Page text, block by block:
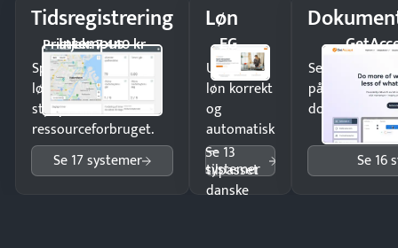
Tidsregistrering
Intempus
Pristjek: 7.440 kr
Spar tid på
lønberegning og få
styr på
ressourceforbruget.
Se 17 systemer
Løn
EG
Udbetal
løn korrekt
og
automatisk
—
tilpasset
danske
Se 13
systemer
Send
på minutter
dokumenter.
Se 16